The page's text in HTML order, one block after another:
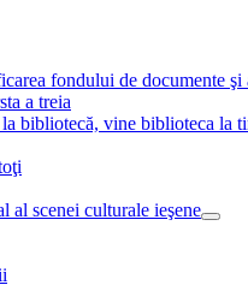
fondului de documente
a treia
bibliotecă, vine biblioteca la
al scenei culturale ieşene